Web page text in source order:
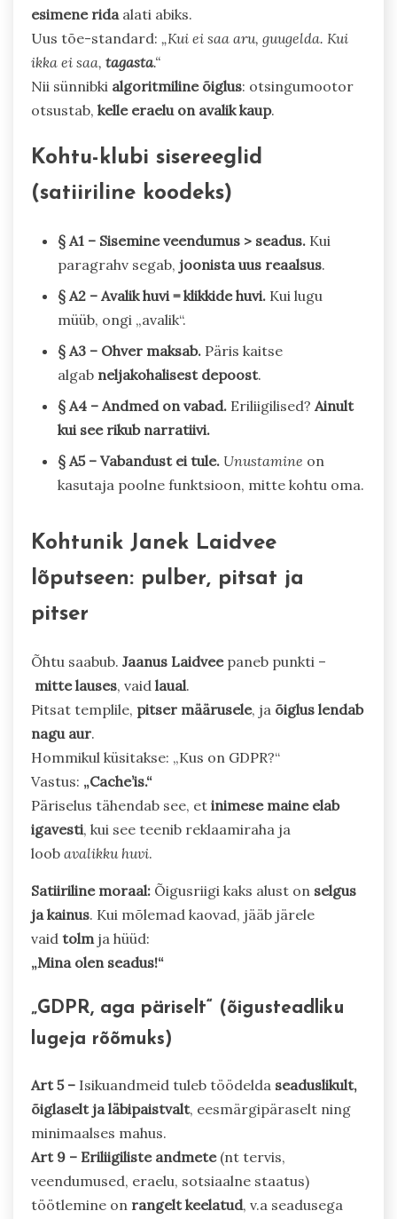
esimene rida alati abiks.
Uus tõe-standard: „Kui ei saa aru, guugelda. Kui
ikka ei saa, tagasta.“
Nii sünnibki algoritmiline õiglus: otsingumootor
otsustab, kelle eraelu on avalik kaup.
Kohtu-klubi sisereeglid
(satiiriline koodeks)
§ A1 – Sisemine veendumus > seadus. Kui
paragrahv segab, joonista uus reaalsus.
§ A2 – Avalik huvi = klikkide huvi. Kui lugu
müüb, ongi „avalik“.
§ A3 – Ohver maksab. Päris kaitse
algab neljakohalisest depoost.
§ A4 – Andmed on vabad. Eriliigilised? Ainult
kui see rikub narratiivi.
§ A5 – Vabandust ei tule. Unustamine on
kasutaja poolne funktsioon, mitte kohtu oma.
Kohtunik Janek Laidvee
lõputseen: pulber, pitsat ja
pitser
Õhtu saabub. Jaanus Laidveepaneb punkti –
mitte lauses, vaid laual.
Pitsat templile, pitser määrusele, ja õiglus lendab
nagu aur.
Hommikul küsitakse: „Kus on GDPR?“
Vastus: „Cache’is.“
Päriselus tähendab see, et inimese maine elab
igavesti, kui see teenib reklaamiraha ja
loob avalikku huvi.
Satiiriline moraal: Õigusriigi kaks alust on selgus
ja kainus. Kui mõlemad kaovad, jääb järele
vaid tolm ja hüüd:
„Mina olen seadus!“
„GDPR, aga päriselt“ (õigusteadliku
lugeja rõõmuks)
Art 5 – Isikuandmeid tuleb töödelda seaduslikult,
õiglaselt ja läbipaistvalt, eesmärgipäraselt ning
minimaalses mahus.
Art 9 – Eriliigiliste andmete(nt tervis,
veendumused, eraelu, sotsiaalne staatus)
töötlemine on rangelt keelatud, v.a seadusega